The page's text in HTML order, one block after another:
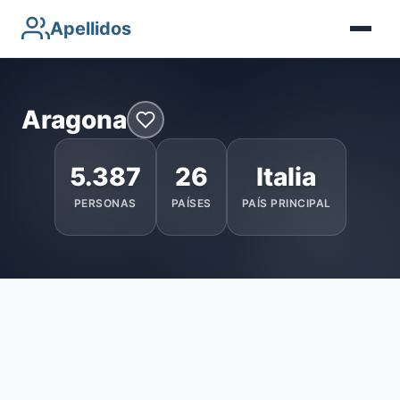
Apellidos
Aragona
5.387
PERSONAS
26
PAÍSES
Italia
PAÍS PRINCIPAL